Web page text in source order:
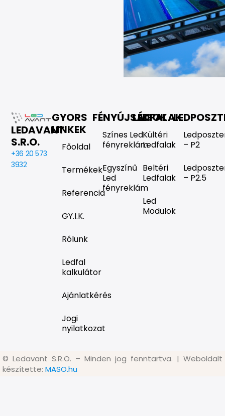
LEDAVANT
S.R.O.
+36 20 573
3932
GYORS
LINKEK
Főoldal
Termékek
Referencia
GY.I.K.
Rólunk
Ledfal
kalkulátor
Ajánlatkérés
Jogi
nyilatkozat
FÉNYÚJSÁGOK
Színes Led
fényreklám
Egyszínű
Led
fényreklám
LEDFALAK
Kültéri
Ledfalak
Beltéri
Ledfalak
Led
Modulok
– P2
– P2.5
© Ledavant S.R.O. – Minden jog fenntartva. | Weboldalt
készítette: MASO.hu